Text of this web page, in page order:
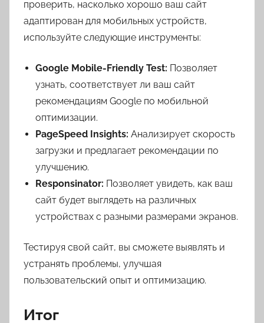
проверить, насколько хорошо ваш сайт
адаптирован для мобильных устройств,
используйте следующие инструменты:
Google Mobile-Friendly Test: Позволяет
узнать, соответствует ли ваш сайт
рекомендациям Google по мобильной
оптимизации.
PageSpeed Insights: Анализирует скорость
загрузки и предлагает рекомендации по
улучшению.
Responsinator: Позволяет увидеть, как ваш
сайт будет выглядеть на различных
устройствах с разными размерами экранов.
Тестируя свой сайт, вы сможете выявлять и
устранять проблемы, улучшая
пользовательский опыт и оптимизацию.
Итог